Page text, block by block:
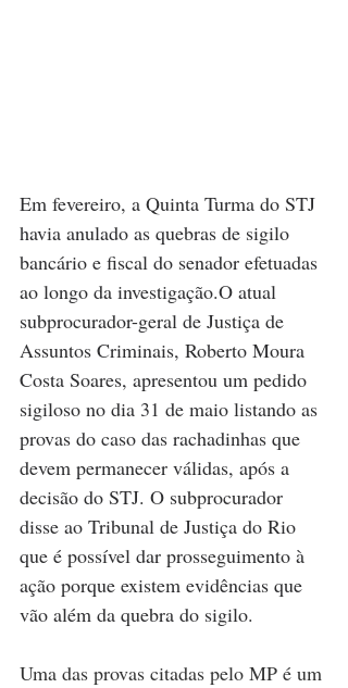
Em fevereiro, a Quinta Turma do STJ
havia anulado as quebras de sigilo
bancário e fiscal do senador efetuadas
ao longo da investigação.O atual
subprocurador-geral de Justiça de
Assuntos Criminais, Roberto Moura
Costa Soares, apresentou um pedido
sigiloso no dia 31 de maio listando as
provas do caso das rachadinhas que
devem permanecer válidas, após a
decisão do STJ. O subprocurador
disse ao Tribunal de Justiça do Rio
que é possível dar prosseguimento à
ação porque existem evidências que
vão além da quebra do sigilo.
Uma das provas citadas pelo MP é um